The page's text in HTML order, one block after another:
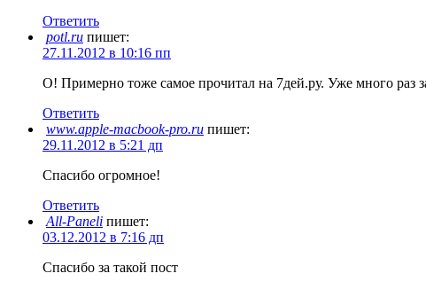
Ответить
potl.ru пишет:
27.11.2012 в 10:16 пп
О! Примерно тоже самое прочитал на 7дей.ру. Уже много
Ответить
www.apple-macbook-pro.ru пишет:
29.11.2012 в 5:21 дп
Спасибо огромное!
Ответить
All-Paneli пишет:
03.12.2012 в 7:16 дп
Спасибо за такой пост